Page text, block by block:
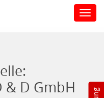
& D GmbH